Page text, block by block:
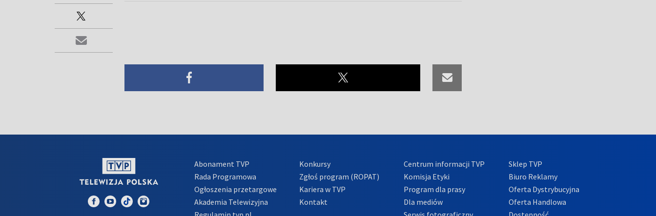
Abonament TVP
Rada Programowa
Ogłoszenia przetargowe
Akademia Telewizyjna
Konkursy
Zgłoś program (ROPAT)
Kariera w TVP
Kontakt
Centrum informacji TVP
Komisja Etyki
Program dla prasy
Dla mediów
Sklep TVP
Biuro Reklamy
Oferta Dystrybucyjna
Oferta Handlowa